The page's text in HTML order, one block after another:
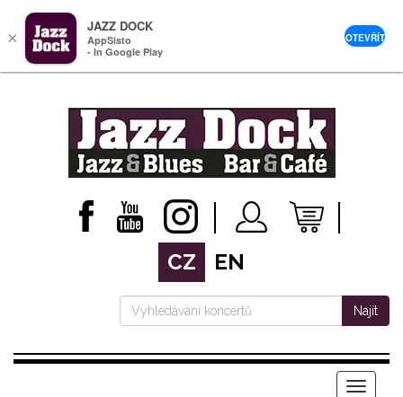
CZ EN
Najít
Menu
×
JAZZ DOCK
AppSisto
- In Google Play
OTEVŘÍT